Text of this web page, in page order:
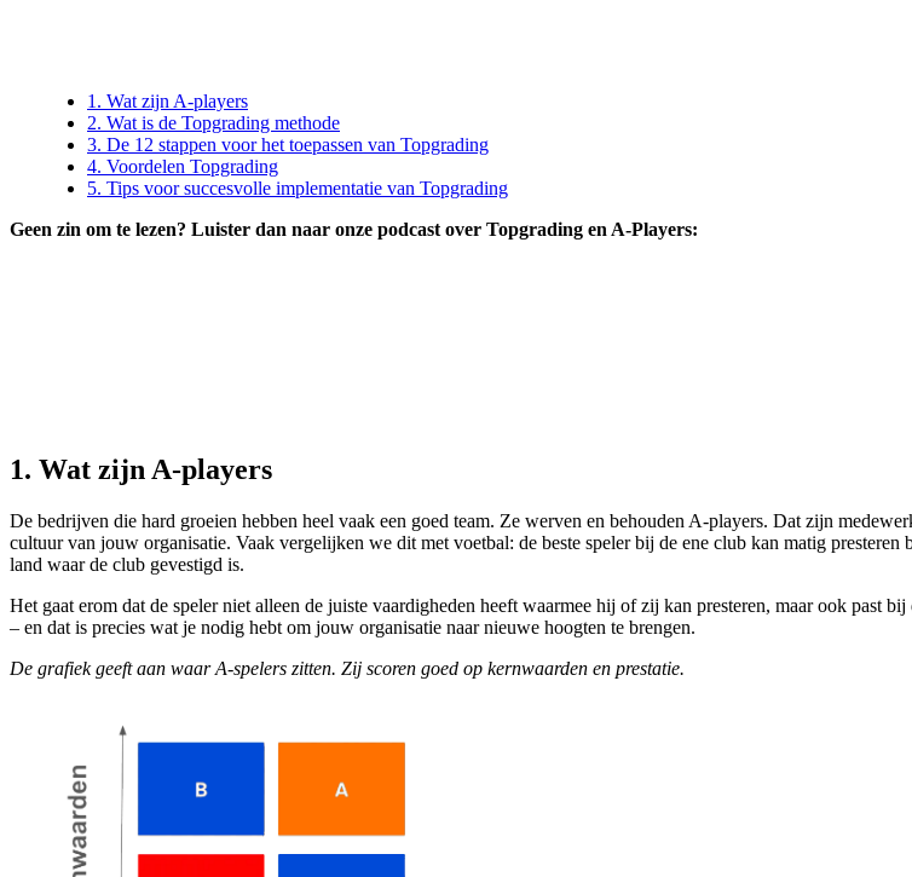
1. Wat zijn A-players
2. Wat is de Topgrading methode
3. De 12 stappen voor het toepassen van Topgrading
4. Voordelen Topgrading
5. Tips voor succesvolle implementatie van Topgrading
Geen zin om te lezen? Luister dan naar onze podcast over Topgrading en A-Players:
1. Wat zijn A-players
De bedrijven die hard groeien hebben heel vaak een goed team. Ze werven en behouden A-players. Dat zijn
cultuur van jouw organisatie. Vaak vergelijken we dit met voetbal: de beste speler bij de ene club kan matig
land waar de club gevestigd is.
Het gaat erom dat de speler niet alleen de juiste vaardigheden heeft waarmee hij of zij kan presteren, maar ook past
– en dat is precies wat je nodig hebt om jouw organisatie naar nieuwe hoogten te brengen.
De grafiek geeft aan waar A-spelers zitten. Zij scoren goed op kernwaarden en prestatie.